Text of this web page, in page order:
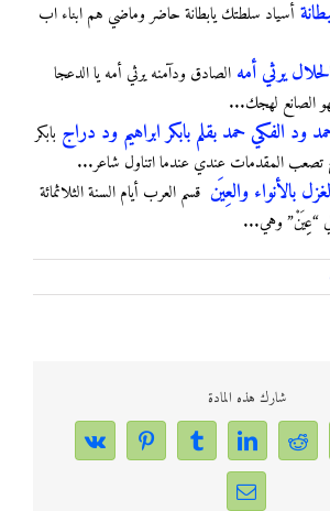
أسياد سلطتك يابطانة حاضر وماضي هم ابناء اب
يرثي أمه اﻟﺼﺎﺩﻕ ﻭﺩﺁﻣﻨﻪ يرثي أمه ﻳﺎ ﺍﻟﺪﻋﺠﺎ
ﺍﻟﺼﺎﻧﻊ ﻟﻬﺠﻚ...
ود الفكي حمد بقلم بابكر ابراهيم ود دراج بابكر
ﺗﺼﻌﺐ ﺍﻟﻤﻘﺪﻣﺎﺕ ﻋﻨﺪﻱ ﻋﻨﺪﻣﺎ ﺍﺗﻨﺎﻭﻝ ﺷﺎﻋﺮ...
بالأنواء والعِيَن قسم العرب أيام السنة الثلاثمائة
“عِِيَنْ” وهي...
شارك هذه المادة
Reddit
LinkedIn
Tumblr
Pinterest
Vk
Email